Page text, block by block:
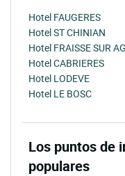
Hotel FAUGERES
Hotel ST CHINIAN
Hotel FRAISSE SUR
Hotel CABRIERES
Hotel LODEVE
Hotel LE BOSC
Los puntos de
populares